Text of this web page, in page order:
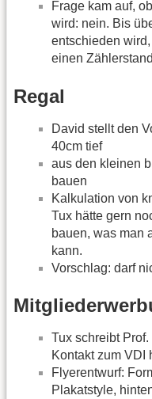
Frage kam auf,
wird: nein. Bis
entschieden
einen
Regal
David stellt den
40cm tief
aus den kleinen
bauen
Kalkulation von
Tux hätte gern
bauen, was man
kann.
Vorschlag: darf
Tux schreibt
Kontakt zum VDI
Flyerentwurf:
Plakatstyle,